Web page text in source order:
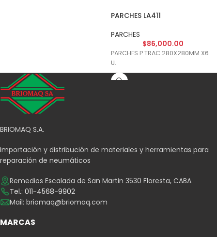
PARCHES LA411
PARCHES
$86,000.00
PARCHES P TRAC.280X280MM X6
U.
BRIOMAQ S.A.
Importación y distribución de materiales y herramientas para
reparación de neumáticos
Remedios Escalada de San Martin 3530 Floresta, CABA
Tel.: 011-4568-9902
Mail: briomaq@briomaq.com
MARCAS